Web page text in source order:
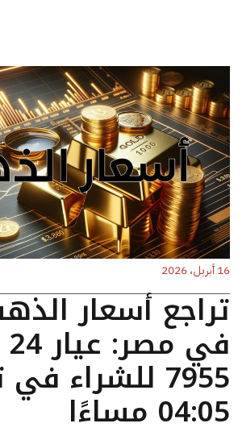
16 أبريل، 2026
تراجع أسعار
7955 للشراء
04:05 مساءًا